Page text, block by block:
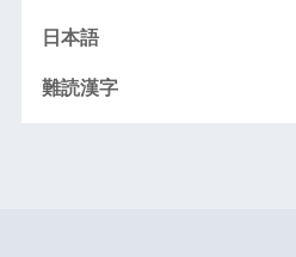
日本語
難読漢字